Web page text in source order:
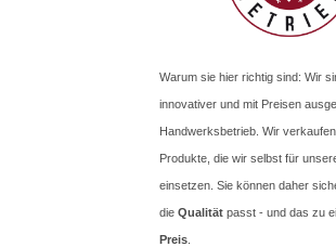
Warum sie hier richtig sind: Wir
innovativer und mit Preisen
Handwerksbetrieb. Wir
Produkte, die wir selbst für
einsetzen. Sie können daher
die Qualität passt - und das zu
Preis